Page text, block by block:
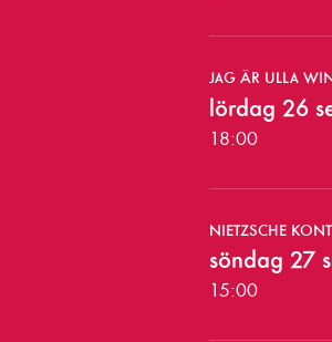
ö
r
e
s
t
JAG ÄR ULLA
lördag 26
18:00
NIETZSCHE
söndag 27
15:00